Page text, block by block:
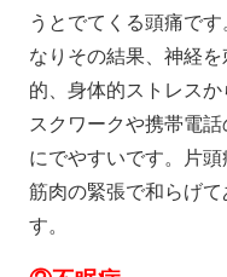
うとでてくる頭痛で
なりその結果、神経
的、身体的ストレス
スクワークや携帯電
にでやすいです。片
筋肉の緊張で和らげ
す。